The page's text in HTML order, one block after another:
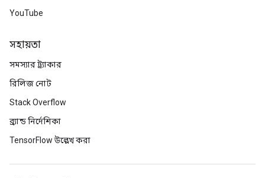
YouTube
সহায়তা
সমস্যার ট্র্যাকার
রিলিজ নোট
Stack Overflow
ব্র্যান্ড নির্দেশিকা
TensorFlow উল্লেখ করা